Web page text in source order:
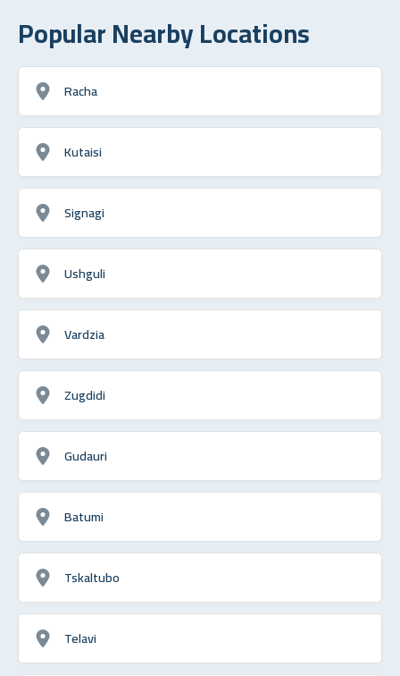
Popular Nearby Locations
Racha
Kutaisi
Signagi
Ushguli
Vardzia
Zugdidi
Gudauri
Batumi
Tskaltubo
Telavi